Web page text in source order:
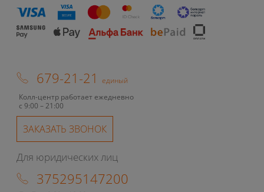
679-21-21
единый
Колл-центр работает ежедневно
с 9:00 – 21:00
ЗАКАЗАТЬ ЗВОНОК
Для юридических лиц
375295147200